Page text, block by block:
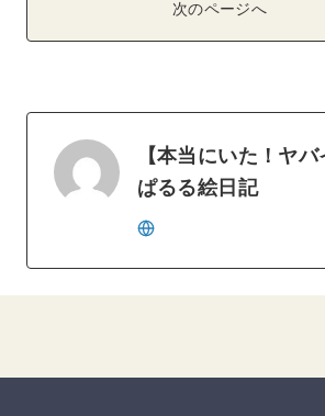
次のページへ
【本当にいた！ヤバ
ぱるる絵日記